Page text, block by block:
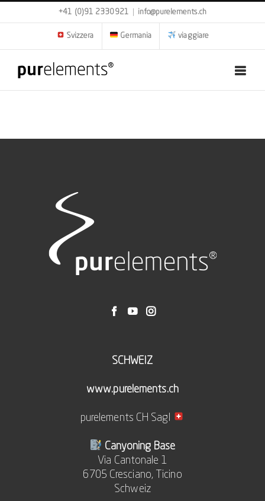
to
+41 (0)91 2330921 info@purelements.ch
Svizzera Germania viaggiare
SCHWEIZ
www.purelements.ch
purelements CH Sagl
Canyoning Base
Via Cantonale 1
6705 Cresciano, Ticino
Schweiz